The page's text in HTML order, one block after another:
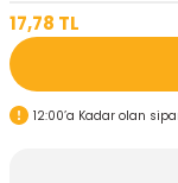
17,78 TL
12:00’a Kadar olan